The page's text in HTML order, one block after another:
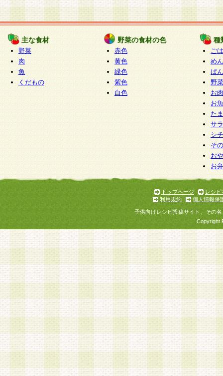
主な食材
野菜
肉
魚
くだもの
野菜の食材の色
赤色
黄色
緑色
紫色
白色
種
ご
めん
ぱん
野
お
お
た
サ
シ
そ
お
お
トップページ
レシピ
利用規約
個人情報保
子供向けレシピ投稿サイト、その
Copyright